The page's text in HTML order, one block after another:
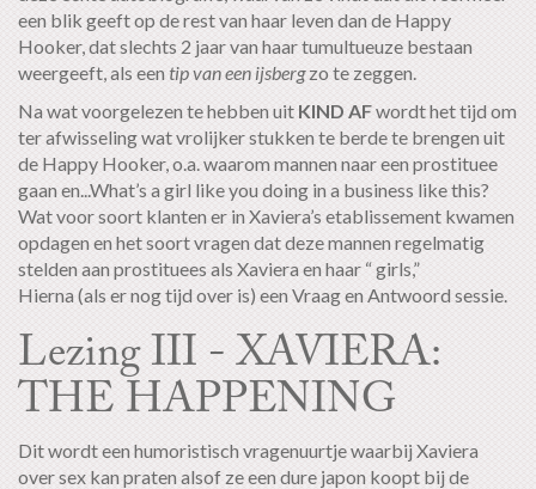
een blik geeft op de rest van haar leven dan de Happy
Hooker, dat slechts 2 jaar van haar tumultueuze bestaan
weergeeft, als een tip van een ijsbergzo te zeggen.
Na wat voorgelezen te hebben uit KIND AFwordt het tijd om
ter afwisseling wat vrolijker stukken te berde te brengen uit
de Happy Hooker, o.a. waarom mannen naar een prostituee
gaan en...What’s a girl like you doing in a business like this?
Wat voor soort klanten er in Xaviera’s etablissement kwamen
opdagen en het soort vragen dat deze mannen regelmatig
stelden aan prostituees als Xaviera en haar “ girls,”
Hierna (als er nog tijd over is) een Vraag en Antwoord sessie.
Lezing III - XAVIERA:
THE HAPPENING
Dit wordt een humoristisch vragenuurtje waarbij Xaviera
over sex kan praten alsof ze een dure japon koopt bij de